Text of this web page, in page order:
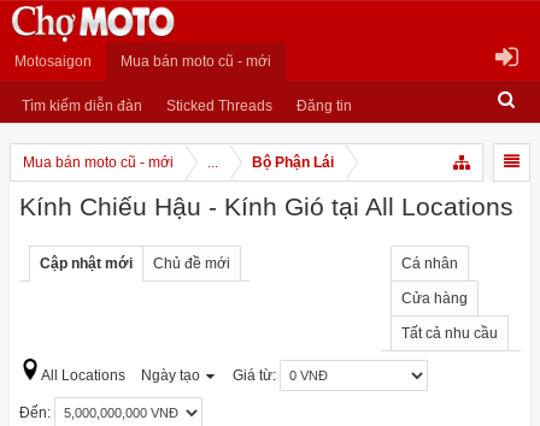
Motosaigon Mua bán moto cũ - mới
Tìm kiếm diễn đàn Sticked Threads Đăng tin
Mua bán moto cũ - mới ... Bộ Phận Lái
Kính Chiếu Hậu - Kính Gió tại All Locations
Cập nhật mới Chủ đề mới Cá nhân
Cửa hàng
Tất cả nhu cầu
All Locations Ngày tạo Giá từ:
Đến: